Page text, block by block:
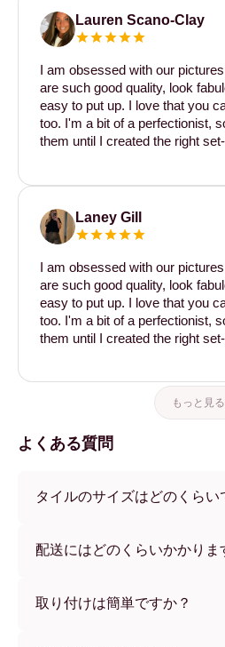
Lauren Scano-Clay
I am obsessed with our
are such good quality, look
easy to put up. I love that you
too. I'm a bit of a perfectionist,
them until I created the right
Laney Gill
I am obsessed with our
are such good quality, look
easy to put up. I love that you
too. I'm a bit of a perfectionist,
them until I created the right
もっと見る
よくある質問
タイルのサイズはどのくらい
56x112 cmサイズもございます。
配送にはどのくらいかかりま
用いただけます。ご注文後、追
取り付けは簡単ですか？